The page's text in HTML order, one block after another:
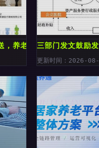
，养老服务升级三部门发文鼓励
更新时间：2026-